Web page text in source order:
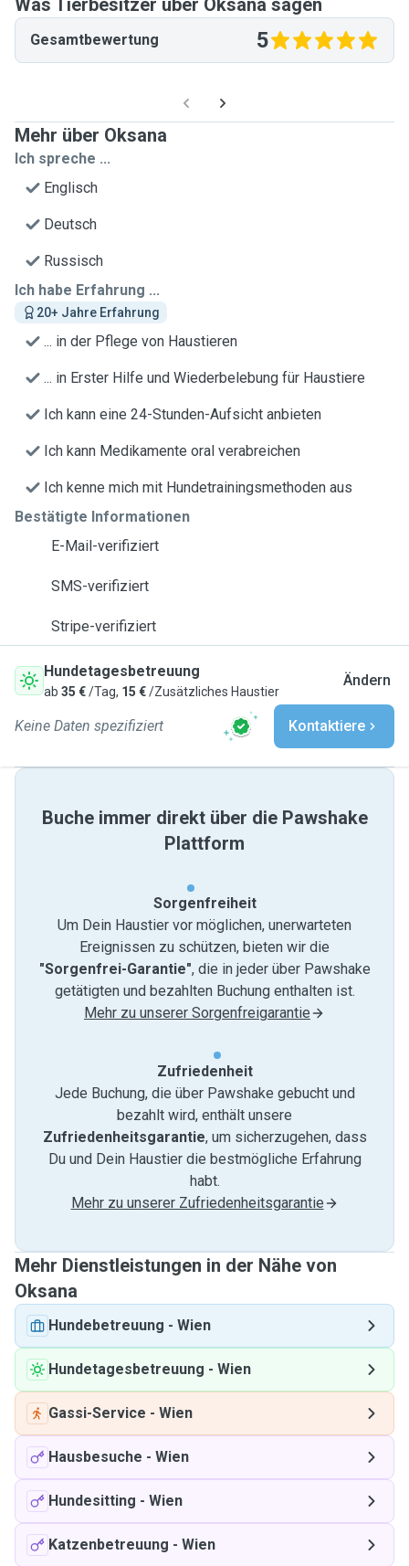
Was Tierbesitzer über Oksana sagen
Gesamtbewertung 5
Mehr über Oksana
Ich spreche ...
Englisch
Deutsch
Russisch
Ich habe Erfahrung ...
20+ Jahre Erfahrung
... in der Pflege von Haustieren
... in Erster Hilfe und Wiederbelebung für Haustiere
Ich kann eine 24-Stunden-Aufsicht anbieten
Ich kann Medikamente oral verabreichen
Ich kenne mich mit Hundetrainingsmethoden aus
Bestätigte Informationen
E-Mail-verifiziert
SMS-verifiziert
Stripe-verifiziert
Hundetagesbetreuung
ab 35 €/Tag, 15 €/Zusätzliches Haustier
Ändern
Keine Daten spezifiziert Kontaktiere
Buche immer direkt über die Pawshake
Plattform
Sorgenfreiheit
Um Dein Haustier vor möglichen, unerwarteten
Ereignissen zu schützen, bieten wir die
"Sorgenfrei-Garantie", die in jeder über Pawshake
getätigten und bezahlten Buchung enthalten ist.
Mehr zu unserer Sorgenfreigarantie
Zufriedenheit
Jede Buchung, die über Pawshake gebucht und
bezahlt wird, enthält unsere
Zufriedenheitsgarantie, um sicherzugehen, dass
Du und Dein Haustier die bestmögliche Erfahrung
habt.
Mehr zu unserer Zufriedenheitsgarantie
Mehr Dienstleistungen in der Nähe von
Oksana
Hundebetreuung - Wien
Hundetagesbetreuung - Wien
Gassi-Service - Wien
Hausbesuche - Wien
Hundesitting - Wien
Katzenbetreuung - Wien